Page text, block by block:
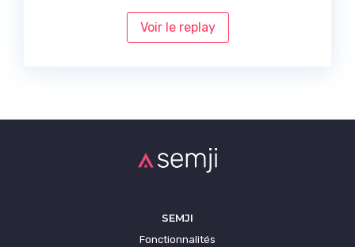
Voir le replay
SEMJI
Fonctionnalités